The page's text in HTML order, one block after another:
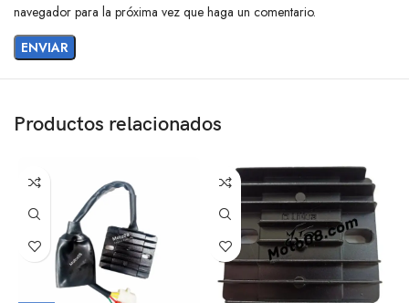
navegador para la próxima vez que haga un comentario.
Productos relacionados